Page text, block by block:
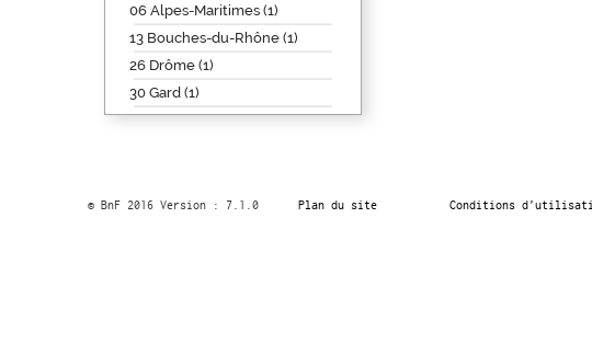
06 Alpes-Maritimes (1)
13 Bouches-du-Rhône (1)
26 Drôme (1)
30 Gard (1)
© BnF 2016 Version : 7.1.0 Plan du site Conditions